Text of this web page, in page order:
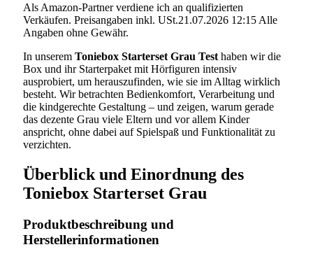
Als Amazon-Partner verdiene ich an qualifizierten
Verkäufen. Preisangaben inkl. USt.21.07.2026 12:15 Alle
Angaben ohne Gewähr.
In unserem Toniebox Starterset Grau Test haben wir die
Box und ihr Starterpaket mit Hörfiguren intensiv
ausprobiert, um herauszufinden, wie sie im Alltag wirklich
besteht. Wir betrachten Bedienkomfort, Verarbeitung und
die kindgerechte Gestaltung – und zeigen, warum gerade
das dezente Grau viele Eltern und vor allem Kinder
anspricht, ohne dabei auf Spielspaß und Funktionalität zu
verzichten.
Überblick und Einordnung des
Toniebox Starterset Grau
Produktbeschreibung und
Herstellerinformationen